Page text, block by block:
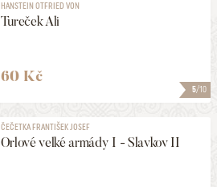
5/10
HANSTEIN OTFRIED VON
Tureček Ali
60 Kč
ČEČETKA FRANTIŠEK JOSEF
Orlové velké armády I - Slavkov II